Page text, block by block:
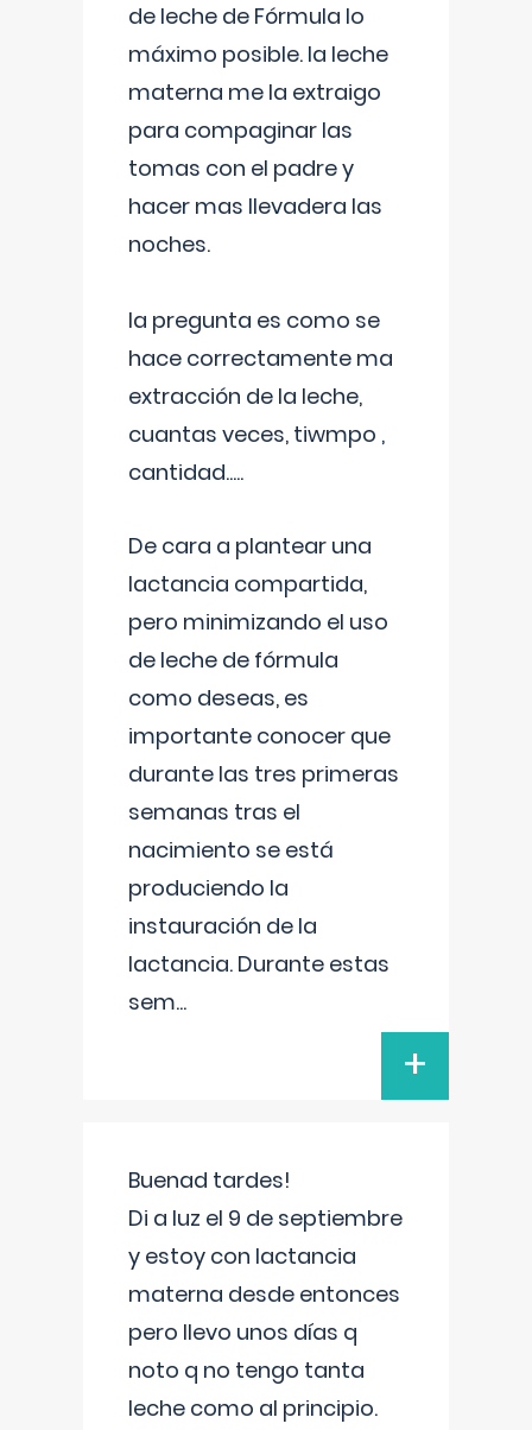
de leche de Fórmula lo
máximo posible. la leche
materna me la extraigo
para compaginar las
tomas con el padre y
hacer mas llevadera las
noches.
la pregunta es como se
hace correctamente ma
extracción de la leche,
cuantas veces, tiwmpo ,
cantidad.....
De cara a plantear una
lactancia compartida,
pero minimizando el uso
de leche de fórmula
como deseas, es
importante conocer que
durante las tres primeras
semanas tras el
nacimiento se está
produciendo la
instauración de la
lactancia. Durante estas
sem...
+
Buenad tardes!
Di a luz el 9 de septiembre
y estoy con lactancia
materna desde entonces
pero llevo unos días q
noto q no tengo tanta
leche como al principio.